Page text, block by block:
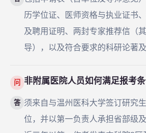
历学位证、医师资格与执业证书
及聘用证明、两封专家推荐信（
导），以及符合要求的科研论著及
问 非附属医院人员如何满足报考条
答 须来自与温州医科大学签订研究
位，并以第一负责人承担省部级